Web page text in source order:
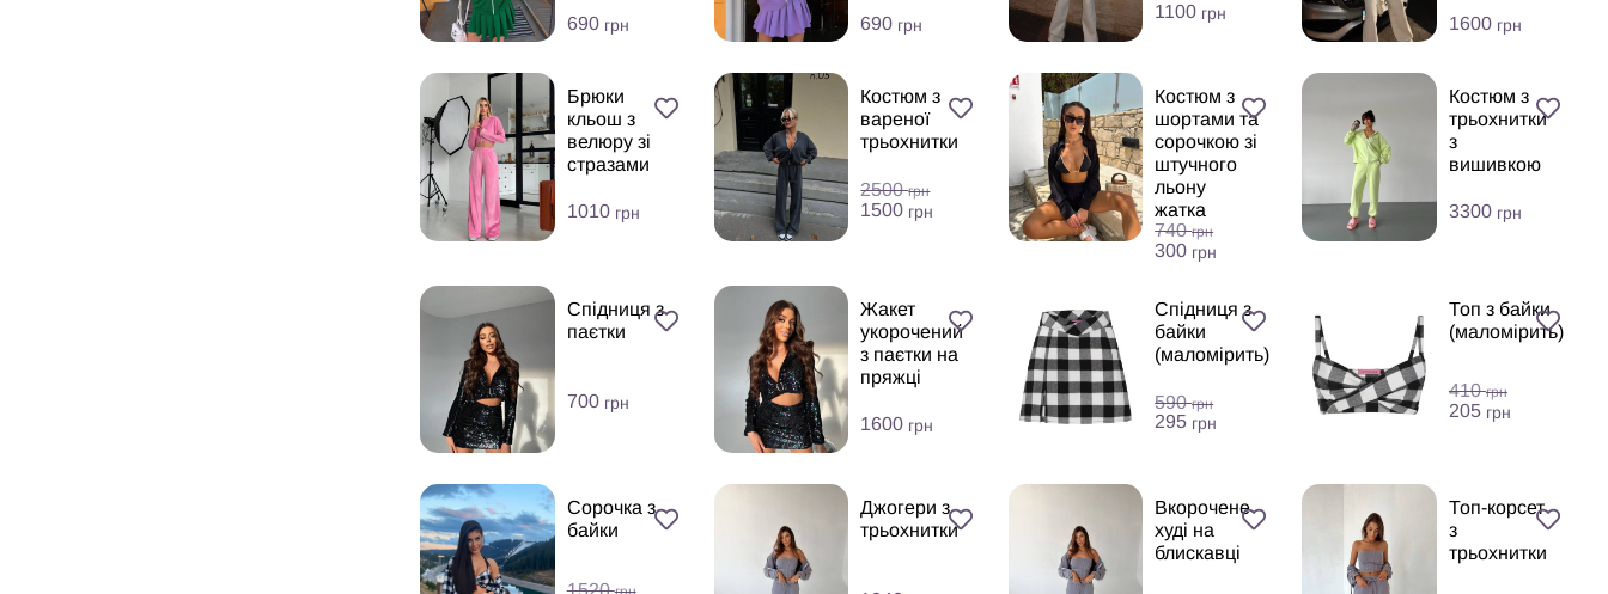
690 грн
690 грн
1100 грн
1600 грн
Брюки
кльош з
велюру зі
стразами
1010 грн
Костюм з
вареної
трьохнитки
2500грн
1500 грн
Костюм з
шортами та
сорочкою зі
штучного
льону
жатка
740грн
300 грн
Костюм з
трьохнитки
з
вишивкою
3300 грн
Спідниця з
паєтки
700 грн
Жакет
укорочений
з паєтки на
пряжці
1600 грн
Спідниця з
байки
(маломірить)
590грн
295 грн
Топ з байки
(маломірить)
410грн
205 грн
Сорочка з
байки
1520
Джогери з
трьохнитки
Вкорочене
худі на
блискавці
Топ-корсет
з
трьохнитки